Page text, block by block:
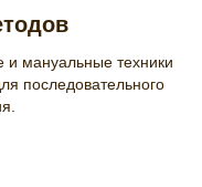
мануальные техники
последовательного